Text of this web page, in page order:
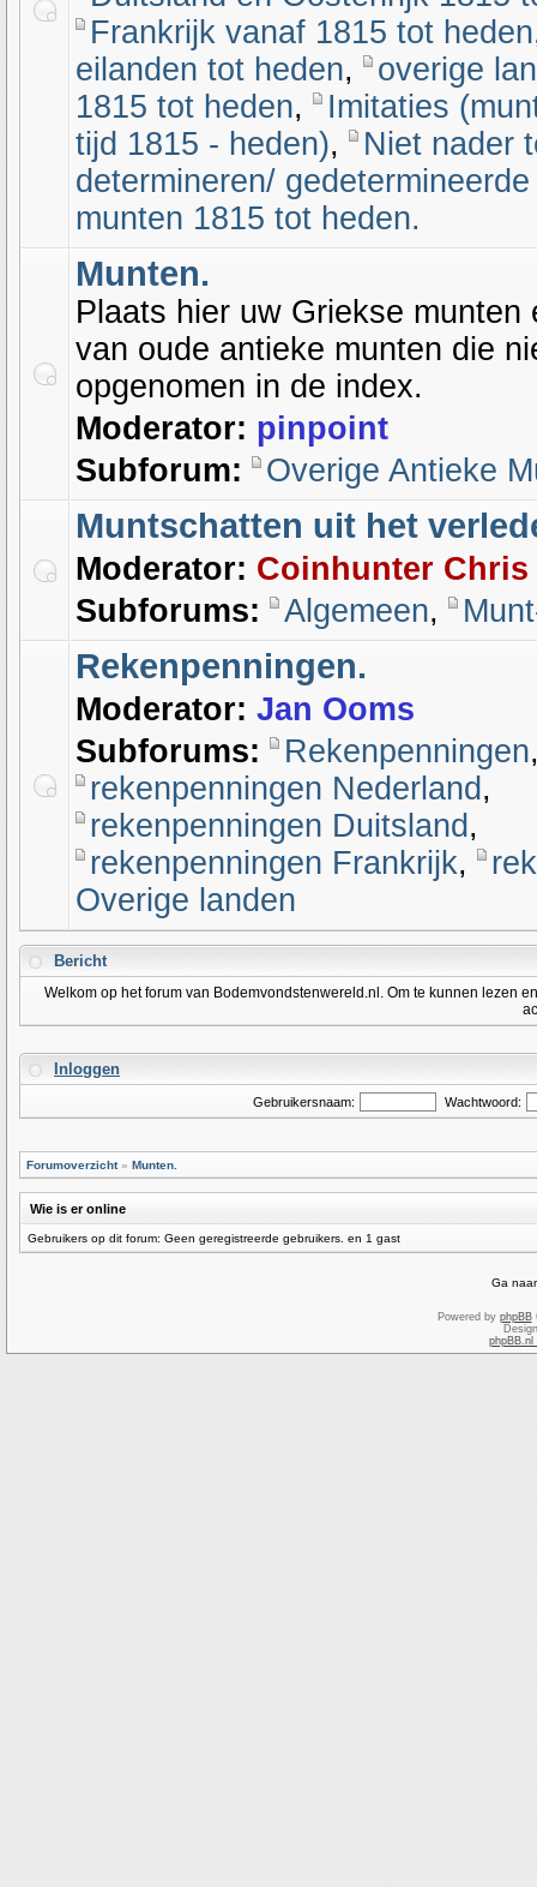
Frankrijk vanaf 1815 tot heden
eilanden tot heden,
overige
1815 tot heden,
Imitaties
tijd 1815 - heden),
Niet nader
determineren/
munten 1815 tot heden.
Munten.
Plaats hier uw Griekse munten
van oude antieke munten die
opgenomen in de index.
Moderator: pinpoint
Subforum:
Overige Antieke
Muntschatten uit het
Moderator: Coinhunter Chris
Subforums:
Algemeen,
Rekenpenningen.
Moderator: Jan Ooms
Subforums:
Rekenpenningen
rekenpenningen Nederland ,
rekenpenningen Duitsland ,
rekenpenningen Frankrijk,
Overige landen
Bericht
Welkom op het forum van Bodemvondstenwereld.nl. Om te kunnen lezen
Inloggen
Gebruikersnaam: Wachtwoord:
Forumoverzicht» Munten.
Wie is er online
Gebruikers op dit forum: Geen geregistreerde gebruikers. en 1 gast
Ga
Powered by phpBB
phpBB.nl